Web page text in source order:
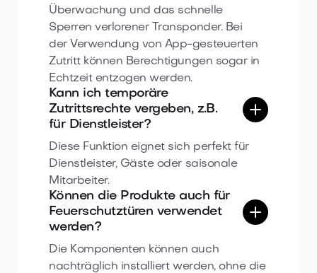
Überwachung und das schnelle
Sperren verlorener Transponder. Bei
der Verwendung von App-gesteuerten
Zutritt können Berechtigungen sogar in
Echtzeit entzogen werden.
Kann ich temporäre
Zutrittsrechte vergeben, z.B.
für Dienstleister?
Diese Funktion eignet sich perfekt für
Dienstleister, Gäste oder saisonale
Mitarbeiter.
Können die Produkte auch für
Feuerschutztüren verwendet
werden?
Die Komponenten können auch
nachträglich installiert werden, ohne die